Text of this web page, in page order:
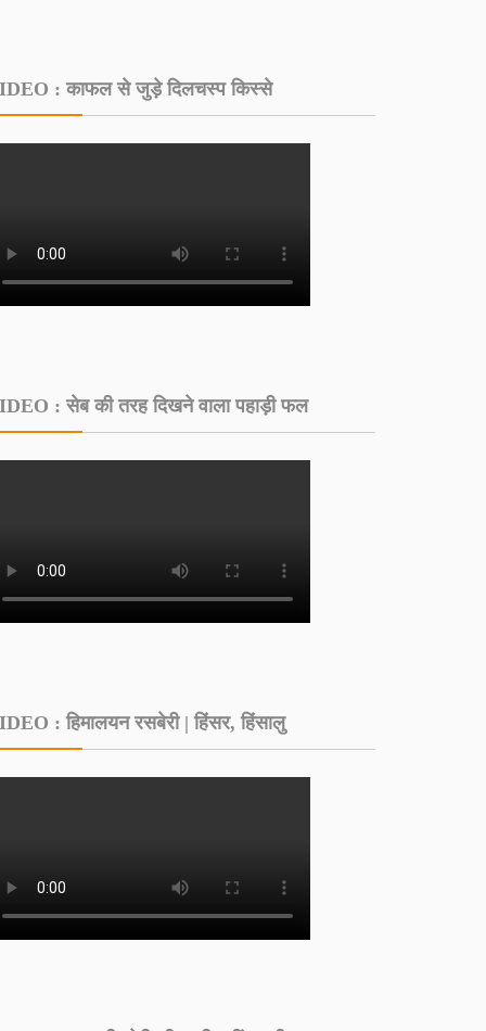
: काफल से जुड़े दिलचस्‍प किस्‍से
: सेब की तरह दिखने वाला पहाड़ी फल
: हिमालयन रसबेरी | हिंसर, हिंसालु